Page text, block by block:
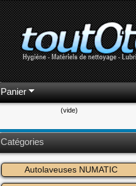
Panier
(vide)
Catégories
Autolaveuses NUMATIC